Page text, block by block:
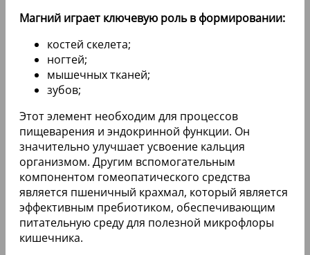
Магний играет ключевую роль в формировании:
костей скелета;
ногтей;
мышечных тканей;
зубов;
Этот элемент необходим для процессов
пищеварения и эндокринной функции. Он
значительно улучшает усвоение кальция
организмом. Другим вспомогательным
компонентом гомеопатического средства
является пшеничный крахмал, который является
эффективным пребиотиком, обеспечивающим
питательную среду для полезной микрофлоры
кишечника.